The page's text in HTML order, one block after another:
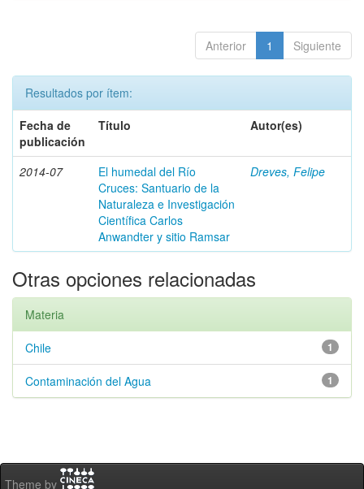
Anterior 1 Siguiente
Resultados por ítem:
Fecha de
publicación
Título Autor(es)
2014-07
El humedal del Río
Cruces: Santuario de la
Naturaleza e Investigación
Científica Carlos
Anwandter y sitio Ramsar
Dreves, Felipe
Otras opciones relacionadas
Materia
1
Chile
1
Contaminación del Agua
Theme by